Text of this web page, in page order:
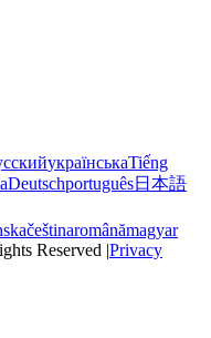
українськаTiếng
Deutschportuguês日本語
češtinaromânămagyar
Reserved |Privacy